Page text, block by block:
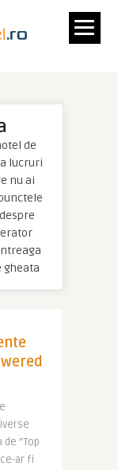
de
lucruri
nu ai
gheata
“Top
ar fi